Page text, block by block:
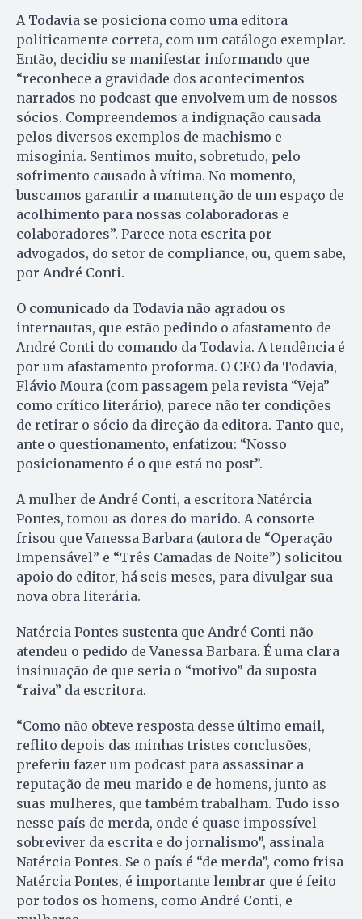
A Todavia se posiciona como uma editora
politicamente correta, com um catálogo exemplar.
Então, decidiu se manifestar informando que
“reconhece a gravidade dos acontecimentos
narrados no podcast que envolvem um de nossos
sócios. Compreendemos a indignação causada
pelos diversos exemplos de machismo e
misoginia. Sentimos muito, sobretudo, pelo
sofrimento causado à vítima. No momento,
buscamos garantir a manutenção de um espaço de
acolhimento para nossas colaboradoras e
colaboradores”. Parece nota escrita por
advogados, do setor de compliance, ou, quem sabe,
por André Conti.
O comunicado da Todavia não agradou os
internautas, que estão pedindo o afastamento de
André Conti do comando da Todavia. A tendência é
por um afastamento proforma. O CEO da Todavia,
Flávio Moura (com passagem pela revista “Veja”
como crítico literário), parece não ter condições
de retirar o sócio da direção da editora. Tanto que,
ante o questionamento, enfatizou: “Nosso
posicionamento é o que está no post”.
A mulher de André Conti, a escritora Natércia
Pontes, tomou as dores do marido. A consorte
frisou que Vanessa Barbara (autora de “Operação
Impensável” e “Três Camadas de Noite”) solicitou
apoio do editor, há seis meses, para divulgar sua
nova obra literária.
Natércia Pontes sustenta que André Conti não
atendeu o pedido de Vanessa Barbara. É uma clara
insinuação de que seria o “motivo” da suposta
“raiva” da escritora.
“Como não obteve resposta desse último email,
reflito depois das minhas tristes conclusões,
preferiu fazer um podcast para assassinar a
reputação de meu marido e de homens, junto as
suas mulheres, que também trabalham. Tudo isso
nesse país de merda, onde é quase impossível
sobreviver da escrita e do jornalismo”, assinala
Natércia Pontes. Se o país é “de merda”, como frisa
Natércia Pontes, é importante lembrar que é feito
por todos os homens, como André Conti, e